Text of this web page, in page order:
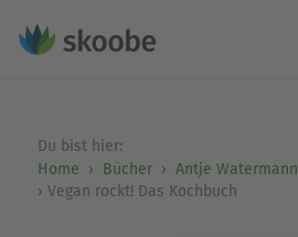
Du bist hier:
Home
Bücher
Antje Watermann
Vegan rockt! Das Kochbuch